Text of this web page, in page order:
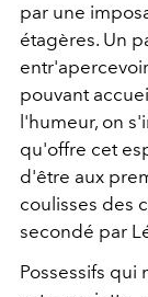
par une
étagères. Un
pouvant
l'humeur, on
qu'offre cet
d'être aux
coulisses des
secondé par
Possessifs